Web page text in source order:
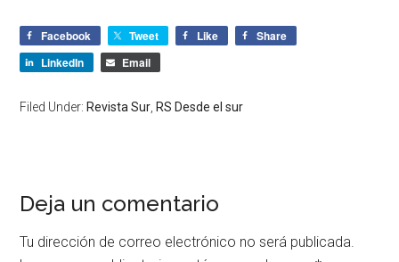
Facebook Tweet Like
Share
LinkedIn
Email
Filed Under: Revista Sur RS Desde el sur
Deja un comentario
Tu dirección de correo electrónico no será publicada.